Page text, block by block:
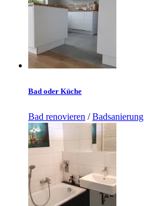
Bad oder Küche
Bad renovieren /Badsanierung